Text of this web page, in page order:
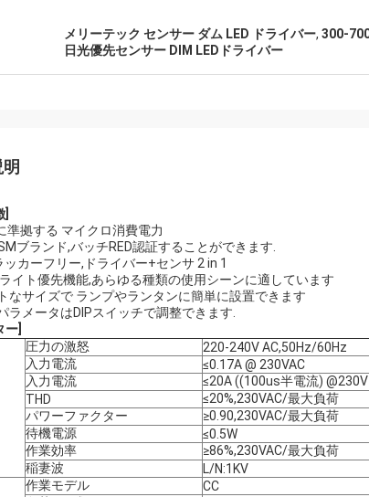
メリーテック センサー ダム LED ドライバー, 300-
日光優先センサー DIM LEDドライバー
準拠する マイクロ消費電力
ブランド,バッチRED認証することができます.
ッカーフリー,ドライバー+センサ 2 in 1
イト優先機能,あらゆる種類の使用シーンに適しています
なサイズで ランプやランタンに簡単に設置できます
ラメータはDIPスイッチで調整できます.
ー
圧力の激怒
220-240V AC,50Hz/60Hz
入力電流
≤0.17A @ 230VAC
入力電流
≤20A ((100us半電流) @230V
THD
≤20%,230VAC/最大負荷
パワーファクター
≥0.90,230VAC/最大負荷
待機電源
≤0.5W
作業効率
≥86%,230VAC/最大負荷
稲妻波
L/N:1KV
作業モデル
CC